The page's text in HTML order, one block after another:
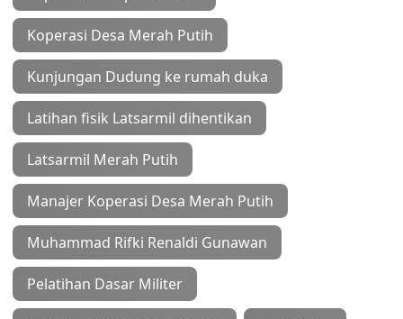
Koperasi Desa Merah Putih
Kunjungan Dudung ke rumah duka
Latihan fisik Latsarmil dihentikan
Latsarmil Merah Putih
Manajer Koperasi Desa Merah Putih
Muhammad Rifki Renaldi Gunawan
Pelatihan Dasar Militer